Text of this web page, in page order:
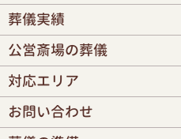
葬儀実績
公営斎場の葬儀
対応エリア
お問い合わせ